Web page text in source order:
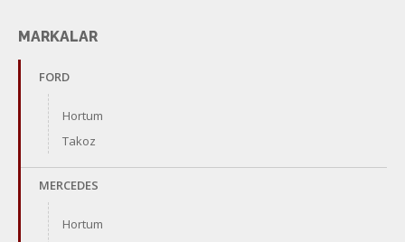
MARKALAR
FORD
Hortum
Takoz
MERCEDES
Hortum